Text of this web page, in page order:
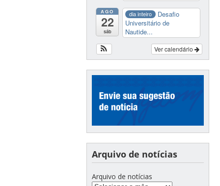
AGO
22
sáb
dia inteiro
Desafio
Universitário de
Nautide...
Ver calendário
Arquivo de notícias
Arquivo de notícias